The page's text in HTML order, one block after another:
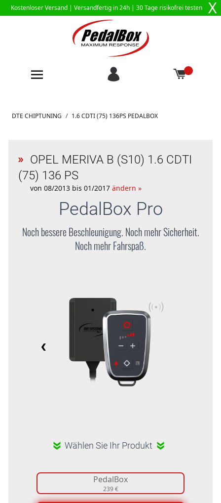
Kostenloser Versand | Versandfertig in 24h | 30 Tage risikofrei testen X
DTE CHIPTUNING / 1.6 CDTI (75) 136PS PEDALBOX
OPEL MERIVA B (S10) 1.6 CDTI
(75) 136 PS
von 08/2013 bis 01/2017 ändern »
PedalBox Pro
Noch bessere Beschleunigung. Noch mehr Sicherheit.
Noch mehr Fahrspaß.
Wählen Sie Ihr Produkt
PedalBox
239 €